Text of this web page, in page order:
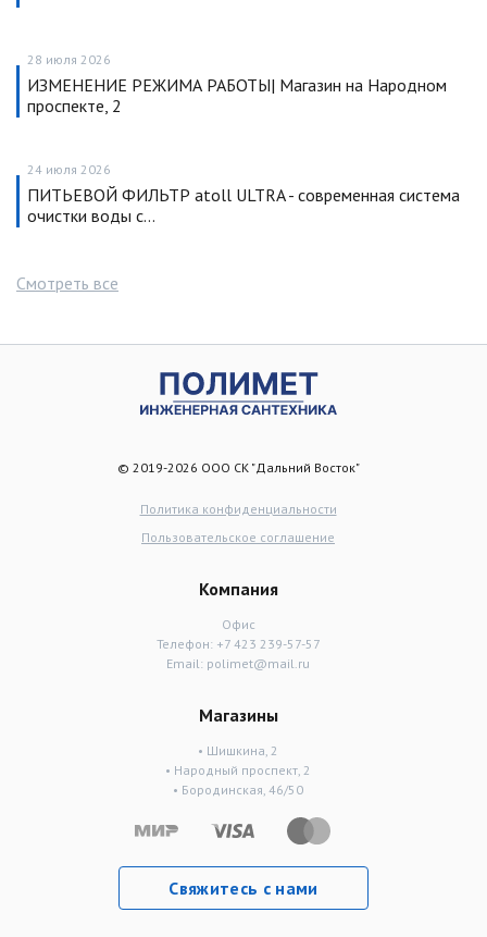
28 июля 2026
ИЗМЕНЕНИЕ РЕЖИМА РАБОТЫ| Магазин на Народном
проспекте, 2
24 июля 2026
ПИТЬЕВОЙ ФИЛЬТР atoll ULTRA - современная система
очистки воды с…
Смотреть все
© 2019-2026 ООО СК "Дальний Восток"
Политика конфиденциальности
Пользовательское соглашение
Компания
Офис
Телефон: +7 423 239-57-57
Email: polimet@mail.ru
Магазины
• Шишкина, 2
• Народный проспект, 2
• Бородинская, 46/50
Свяжитесь с нами